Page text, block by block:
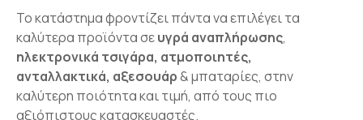
Το κατάστημα φροντίζει πάντα να επιλέγει τα
καλύτερα προϊόντα σευγρά αναπλήρωσης,
ηλεκτρονικά τσιγάρα, ατμοποιητές,
ανταλλακτικά, αξεσουάρ& μπαταρίες, στην
καλύτερη ποιότητα και τιμή, από τους πιο
αξιόπιστους κατασκευαστές.